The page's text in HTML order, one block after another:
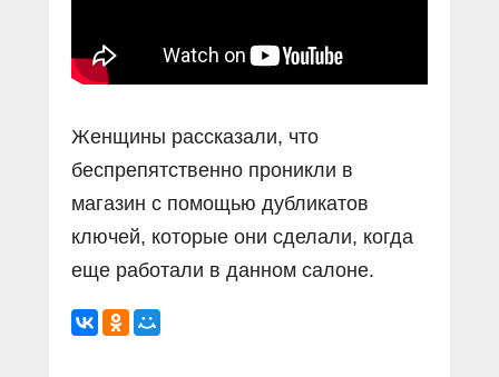
Женщины рассказали, что
беспрепятственно проникли в
магазин с помощью дубликатов
ключей, которые они сделали, когда
еще работали в данном салоне.